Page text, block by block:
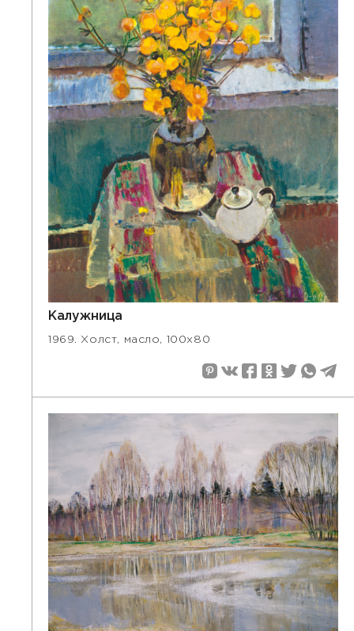
Калужница
1969. Холст, масло, 100х80